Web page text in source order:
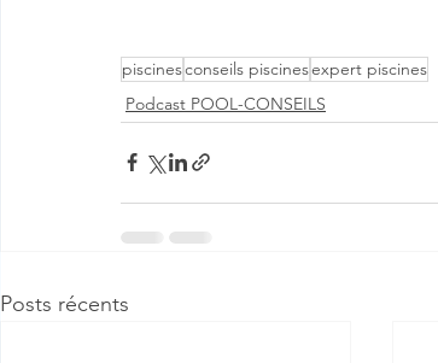
piscinesconseils piscinesexpert piscines
Podcast POOL-CONSEILS
Posts récents